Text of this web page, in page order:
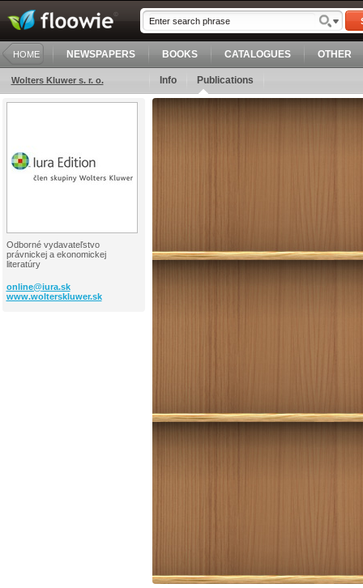
HOME NEWSPAPERS BOOKS CATALOGUES OTHER
Wolters Kluwer s. r. o. Info Publications
Odborné vydavateľstvo
právnickej a ekonomickej
literatúry
online@iura.sk
www.wolterskluwer.sk